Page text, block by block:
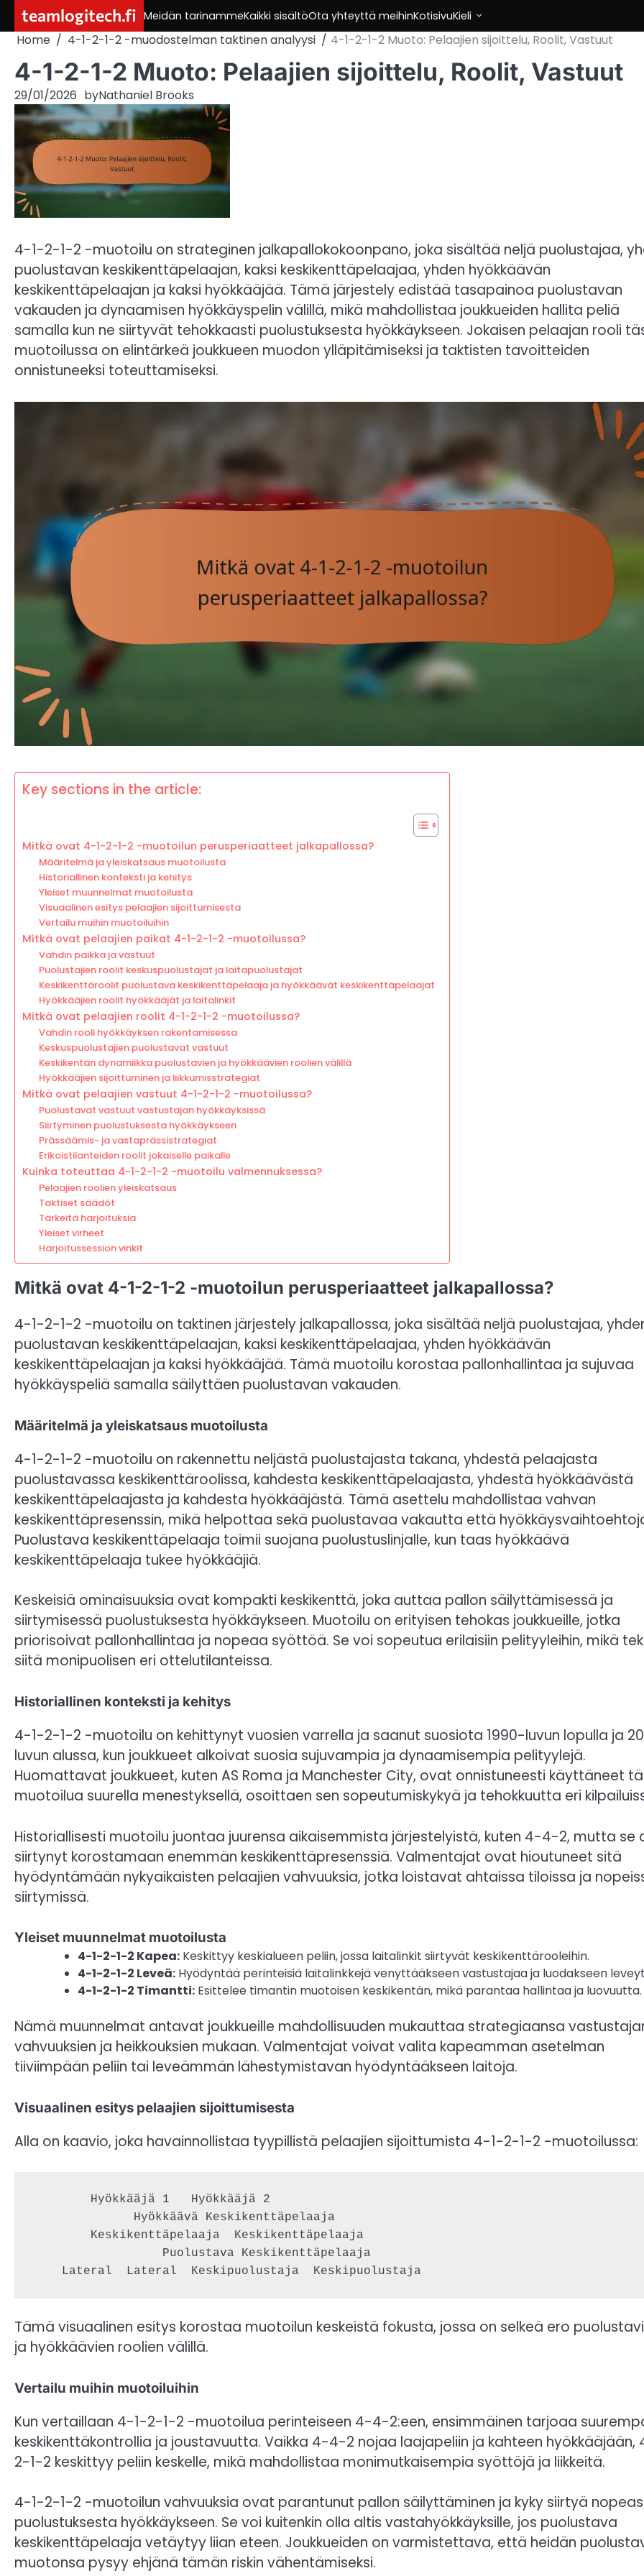
content
teamlogitech.fi Meidän tarinammeKaikki sisältöOta yhteyttä meihinKotisivuKieli
Home 4-1-2-1-2 -muodostelman taktinen analyysi 4-1-2-1-2 Muoto: Pelaajien sijoittelu, Roolit, Vastuut
4-1-2-1-2 Muoto: Pelaajien sijoittelu, Roolit, Vastuut
29/01/2026 byNathaniel Brooks
4-1-2-1-2 -muotoilu on strateginen jalkapallokokoonpano, joka sisältää neljä puolustajaa,
puolustavan keskikenttäpelaajan, kaksi keskikenttäpelaajaa, yhden hyökkäävän
keskikenttäpelaajan ja kaksi hyökkääjää. Tämä järjestely edistää tasapainoa puolustavan
vakauden ja dynaamisen hyökkäyspelin välillä, mikä mahdollistaa joukkueiden hallita peliä
samalla kun ne siirtyvät tehokkaasti puolustuksesta hyökkäykseen. Jokaisen pelaajan rooli
muotoilussa on elintärkeä joukkueen muodon ylläpitämiseksi ja taktisten tavoitteiden
onnistuneeksi toteuttamiseksi.
Key sections in the article:
Mitkä ovat 4-1-2-1-2 -muotoilun perusperiaatteet jalkapallossa?
Määritelmä ja yleiskatsaus muotoilusta
Historiallinen konteksti ja kehitys
Yleiset muunnelmat muotoilusta
Visuaalinen esitys pelaajien sijoittumisesta
Vertailu muihin muotoiluihin
Mitkä ovat pelaajien paikat 4-1-2-1-2 -muotoilussa?
Vahdin paikka ja vastuut
Puolustajien roolit keskuspuolustajat ja laitapuolustajat
Keskikenttäroolit puolustava keskikenttäpelaaja ja hyökkäävät keskikenttäpelaajat
Hyökkääjien roolit hyökkääjät ja laitalinkit
Mitkä ovat pelaajien roolit 4-1-2-1-2 -muotoilussa?
Vahdin rooli hyökkäyksen rakentamisessa
Keskuspuolustajien puolustavat vastuut
Keskikentän dynamiikka puolustavien ja hyökkäävien roolien välillä
Hyökkääjien sijoittuminen ja liikkumisstrategiat
Mitkä ovat pelaajien vastuut 4-1-2-1-2 -muotoilussa?
Puolustavat vastuut vastustajan hyökkäyksissä
Siirtyminen puolustuksesta hyökkäykseen
Prässäämis- ja vastaprässistrategiat
Erikoistilanteiden roolit jokaiselle paikalle
Kuinka toteuttaa 4-1-2-1-2 -muotoilu valmennuksessa?
Pelaajien roolien yleiskatsaus
Taktiset säädöt
Tärkeitä harjoituksia
Yleiset virheet
Harjoitussession vinkit
Mitkä ovat 4-1-2-1-2 -muotoilun perusperiaatteet jalkapallossa?
4-1-2-1-2 -muotoilu on taktinen järjestely jalkapallossa, joka sisältää neljä puolustajaa,
puolustavan keskikenttäpelaajan, kaksi keskikenttäpelaajaa, yhden hyökkäävän
keskikenttäpelaajan ja kaksi hyökkääjää. Tämä muotoilu korostaa pallonhallintaa ja sujuvaa
hyökkäyspeliä samalla säilyttäen puolustavan vakauden.
Määritelmä ja yleiskatsaus muotoilusta
4-1-2-1-2 -muotoilu on rakennettu neljästä puolustajasta takana, yhdestä pelaajasta
puolustavassa keskikenttäroolissa, kahdesta keskikenttäpelaajasta, yhdestä hyökkäävästä
keskikenttäpelaajasta ja kahdesta hyökkääjästä. Tämä asettelu mahdollistaa vahvan
keskikenttäpresenssin, mikä helpottaa sekä puolustavaa vakautta että
Puolustava keskikenttäpelaaja toimii suojana puolustuslinjalle, kun taas hyökkäävä
keskikenttäpelaaja tukee hyökkääjiä.
Keskeisiä ominaisuuksia ovat kompakti keskikenttä, joka auttaa pallon säilyttämisessä ja
siirtymisessä puolustuksesta hyökkäykseen. Muotoilu on erityisen tehokas joukkueille, jotka
priorisoivat pallonhallintaa ja nopeaa syöttöä. Se voi sopeutua erilaisiin pelityyleihin, mikä
siitä monipuolisen eri ottelutilanteissa.
Historiallinen konteksti ja kehitys
4-1-2-1-2 -muotoilu on kehittynyt vuosien varrella ja saanut suosiota 1990-luvun lopulla ja
luvun alussa, kun joukkueet alkoivat suosia sujuvampia ja dynaamisempia pelityylejä.
Huomattavat joukkueet, kuten AS Roma ja Manchester City, ovat onnistuneesti käyttäneet
muotoilua suurella menestyksellä, osoittaen sen sopeutumiskykyä ja tehokkuutta eri
Historiallisesti muotoilu juontaa juurensa aikaisemmista järjestelyistä, kuten 4-4-2, mutta se
siirtynyt korostamaan enemmän keskikenttäpresenssiä. Valmentajat ovat hioutuneet sitä
hyödyntämään nykyaikaisten pelaajien vahvuuksia, jotka loistavat ahtaissa tiloissa ja
siirtymissä.
Yleiset muunnelmat muotoilusta
4-1-2-1-2 Kapea: Keskittyy keskialueen peliin, jossa laitalinkit siirtyvät keskikenttärooleihin.
4-1-2-1-2 Leveä: Hyödyntää perinteisiä laitalinkkejä venyttääkseen vastustajaa ja luodakseen
4-1-2-1-2 Timantti: Esittelee timantin muotoisen keskikentän, mikä parantaa hallintaa ja luovuutta.
Nämä muunnelmat antavat joukkueille mahdollisuuden mukauttaa strategiaansa
vahvuuksien ja heikkouksien mukaan. Valmentajat voivat valita kapeamman asetelman
tiiviimpään peliin tai leveämmän lähestymistavan hyödyntääkseen laitoja.
Visuaalinen esitys pelaajien sijoittumisesta
Alla on kaavio, joka havainnollistaa tyypillistä pelaajien sijoittumista 4-1-2-1-2 -muotoilussa:
        Hyökkääjä 1   Hyökkääjä 2
              Hyökkäävä Keskikenttäpelaaja
        Keskikenttäpelaaja  Keskikenttäpelaaja
                  Puolustava Keskikenttäpelaaja
Tämä visuaalinen esitys korostaa muotoilun keskeistä fokusta, jossa on selkeä ero
ja hyökkäävien roolien välillä.
Vertailu muihin muotoiluihin
Kun vertaillaan 4-1-2-1-2 -muotoilua perinteiseen 4-4-2:een, ensimmäinen tarjoaa
keskikenttäkontrollia ja joustavuutta. Vaikka 4-4-2 nojaa laajapeliin ja kahteen hyökkääjään,
2-1-2 keskittyy peliin keskelle, mikä mahdollistaa monimutkaisempia syöttöjä ja liikkeitä.
4-1-2-1-2 -muotoilun vahvuuksia ovat parantunut pallon säilyttäminen ja kyky siirtyä
puolustuksesta hyökkäykseen. Se voi kuitenkin olla altis vastahyökkäyksille, jos puolustava
keskikenttäpelaaja vetäytyy liian eteen. Joukkueiden on varmistettava, että heidän
muotonsa pysyy ehjänä tämän riskin vähentämiseksi.